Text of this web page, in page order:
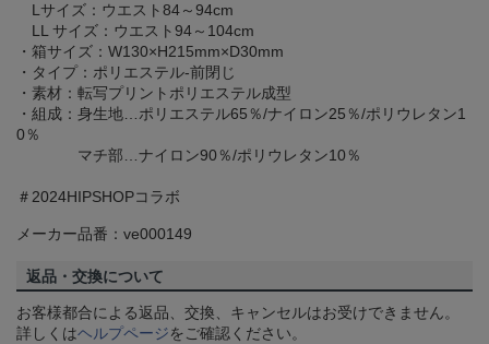
Lサイズ：ウエスト84～94cm
LL サイズ：ウエスト94～104cm
・箱サイズ：W130×H215mm×D30mm
・タイプ：ポリエステル-前閉じ
・素材：転写プリントポリエステル成型
・組成：身生地…ポリエステル65％/ナイロン25％/ポリウレタン1
0％
マチ部…ナイロン90％/ポリウレタン10％
＃2024HIPSHOPコラボ
メーカー品番：ve000149
返品・交換について
お客様都合による返品、交換、キャンセルはお受けできません。
詳しくはヘルプページをご確認ください。